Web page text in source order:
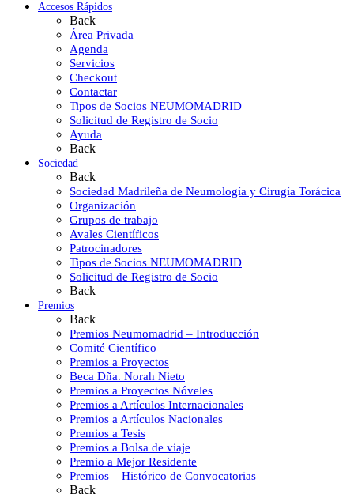
Accesos Rápidos
Back
Área Privada
Agenda
Servicios
Checkout
Contactar
Tipos de Socios NEUMOMADRID
Solicitud de Registro de Socio
Ayuda
Back
Sociedad
Back
Sociedad Madrileña de Neumología y Cirugía Torácica
Organización
Grupos de trabajo
Avales Científicos
Patrocinadores
Tipos de Socios NEUMOMADRID
Solicitud de Registro de Socio
Back
Premios
Back
Premios Neumomadrid – Introducción
Comité Científico
Premios a Proyectos
Beca Dña. Norah Nieto
Premios a Proyectos Nóveles
Premios a Artículos Internacionales
Premios a Artículos Nacionales
Premios a Tesis
Premios a Bolsa de viaje
Premio a Mejor Residente
Premios – Histórico de Convocatorias
Back